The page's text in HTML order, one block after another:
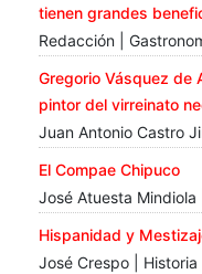
tienen grandes
Redacción |
Gregorio Vásquez de
pintor del virreinato
Juan Antonio Castro
El Compae Chipuco
José Atuesta Mindiola
Hispanidad y
José Crespo | Historia